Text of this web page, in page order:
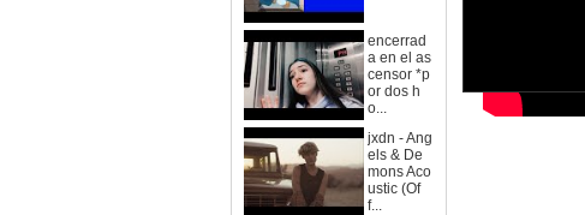
encerrad
a en el as
censor *p
or dos h
o...
jxdn - Ang
els & De
mons Aco
ustic (Of
f...